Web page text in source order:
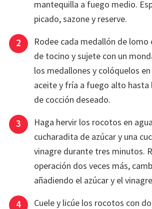
mantequilla a fuego medio.
picado, sazone y reserve.
Rodee cada medallón de lomo
de tocino y sujete con un
los medallones y colóquelos
aceite y fría a fuego alto
de cocción deseado.
Haga hervir los rocotos en
cucharadita de azúcar y una
vinagre durante tres minutos.
operación dos veces más,
añadiendo el azúcar y el
Cuele y licúe los rocotos con